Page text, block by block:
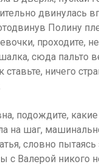
двинулась
Полину
проходите, не
сюда пальто
ничего
подождите, какие
на шаг,
словно пытаясь
с Валерой никого